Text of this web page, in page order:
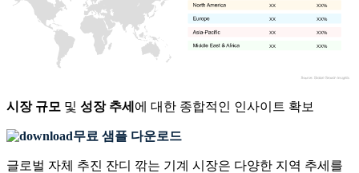
XX%
XX
XX%
XX
XX%
XX
XX%
XX
시장 규모 및 성장 추세 에 대한 종합적인 인사이트 확보
무료 샘플 다운로드
글로벌 자체 추진 잔디 깎는 기계 시장은 다양한 지역 추세를